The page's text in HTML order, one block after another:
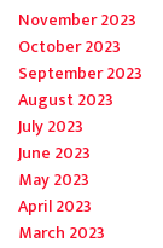
November 2023
October 2023
September 2023
August 2023
July 2023
June 2023
May 2023
April 2023
March 2023